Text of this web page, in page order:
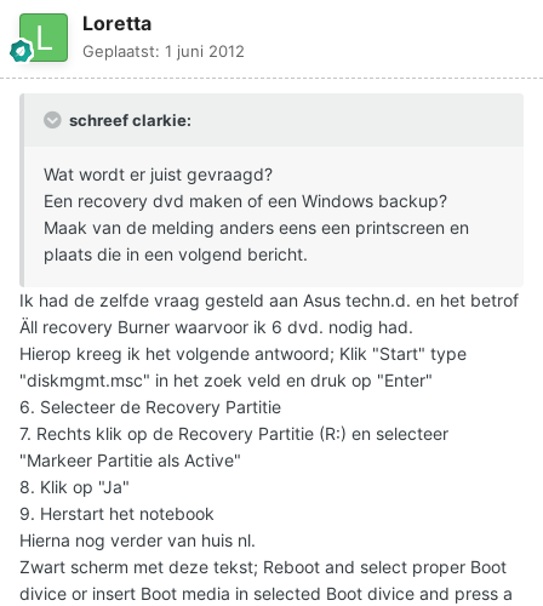
Loretta
Geplaatst: 1 juni 2012
schreef clarkie:
Wat wordt er juist gevraagd?
Een recovery dvd maken of een Windows backup?
Maak van de melding anders eens een printscreen en
plaats die in een volgend bericht.
Ik had de zelfde vraag gesteld aan Asus techn.d. en het betrof
Äll recovery Burner waarvoor ik 6 dvd. nodig had.
Hierop kreeg ik het volgende antwoord; Klik "Start" type
"diskmgmt.msc" in het zoek veld en druk op "Enter"
6. Selecteer de Recovery Partitie
7. Rechts klik op de Recovery Partitie (R:) en selecteer
"Markeer Partitie als Active"
8. Klik op "Ja"
9. Herstart het notebook
Hierna nog verder van huis nl.
Zwart scherm met deze tekst; Reboot and select proper Boot
divice or insert Boot media in selected Boot divice and press a